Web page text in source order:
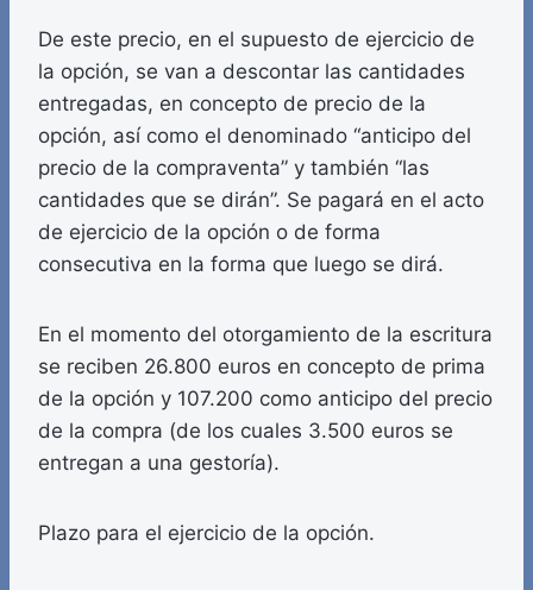
De este precio, en el supuesto de ejercicio de
la opción, se van a descontar las cantidades
entregadas, en concepto de precio de la
opción, así como el denominado “anticipo del
precio de la compraventa” y también “las
cantidades que se dirán”. Se pagará en el acto
de ejercicio de la opción o de forma
consecutiva en la forma que luego se dirá.
En el momento del otorgamiento de la escritura
se reciben 26.800 euros en concepto de prima
de la opción y 107.200 como anticipo del precio
de la compra (de los cuales 3.500 euros se
entregan a una gestoría).
Plazo para el ejercicio de la opción.